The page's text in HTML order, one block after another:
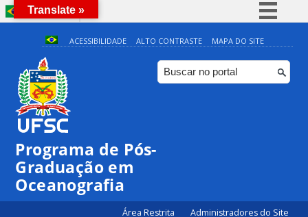
BRASIL
Simplifique!
Comunica BR
Participe
ACESSIBILIDADE ALTO CONTRASTE MAPA DO SITE
Programa de Pós-
Graduação em
Oceanografia
Área Restrita Administradores do Site
Translate »